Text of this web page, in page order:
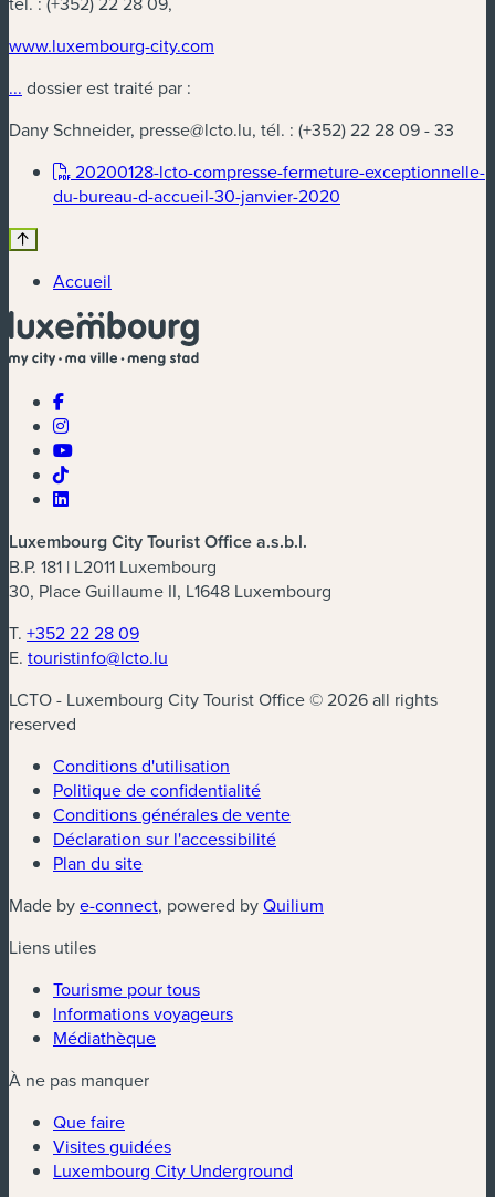
www.luxembourg-city.com
... dossier est traité par :
Dany Schneider, presse@lcto.lu, tél. : (+352) 22 28 09 - 33
20200128-lcto-compresse-fermeture-exceptionnelle-
du-bureau-d-accueil-30-janvier-2020
Accueil
Luxembourg City Tourist Office a.s.b.l.
B.P. 181 | L2011 Luxembourg
30, Place Guillaume II, L1648 Luxembourg
T. +352 22 28 09
E. touristinfo@lcto.lu
LCTO - Luxembourg City Tourist Office © 2026 all rights
reserved
Conditions d'utilisation
Politique de confidentialité
Conditions générales de vente
Déclaration sur l'accessibilité
Plan du site
Made bye-connect(nouvelle fenêtre)
, powered byQuilium
Liens utiles
Tourisme pour tous
Informations voyageurs
Médiathèque
À ne pas manquer
Que faire
Visites guidées
Luxembourg City Underground